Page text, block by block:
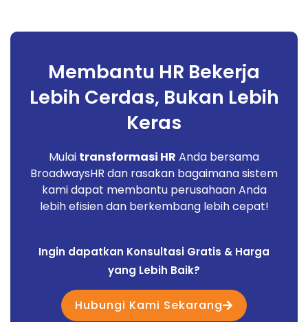
Membantu HR Bekerja
Lebih Cerdas, Bukan Lebih
Keras
Mulai transformasi HR Anda bersama
BroadwaysHR dan rasakan bagaimana sistem
kami dapat membantu perusahaan Anda
lebih efisien dan berkembang lebih cepat!
Ingin dapatkan Konsultasi Gratis & Harga
yang Lebih Baik?
Hubungi Kami Sekarang